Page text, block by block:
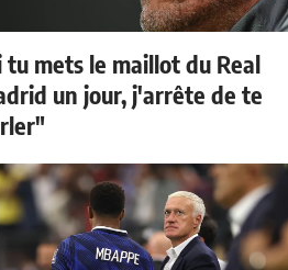
tu mets le maillot du Real
un jour, j'arrête de te